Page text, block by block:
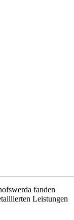
fanden
Leistungen